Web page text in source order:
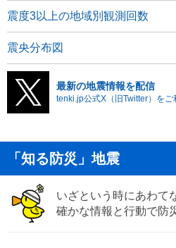
震度3以上の地域別観測回数
震央分布図
最新の地震情報を配信
tenki.jp公式X（旧Twitter）をご
「知る防災」地震
いざという時にあわて
確かな情報と行動で防